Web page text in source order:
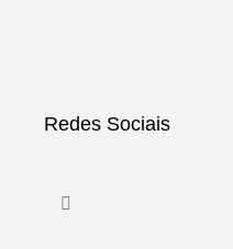
Redes Sociais